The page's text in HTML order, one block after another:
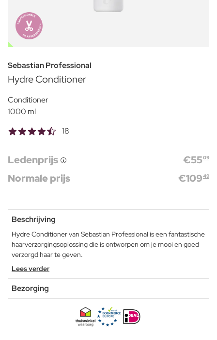
OUTLET
Sebastian Professional
Hydre Conditioner
Conditioner
1000 ml
18
Ledenprijs €5509
Normale prijs €10949
Beschrijving
Hydre Conditioner van Sebastian Professional is een fantastische
haarverzorgingsoplossing die is ontworpen om je mooi en goed
verzorgd haar te geven.
Lees verder
Bezorging